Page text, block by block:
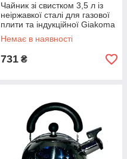
Чайник зі свистком 3,5 л із
неіржавкої сталі для газової
плити та індукційної Giakoma
G-3301
Немає в наявності
731 ₴